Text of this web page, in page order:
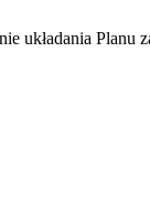
układania